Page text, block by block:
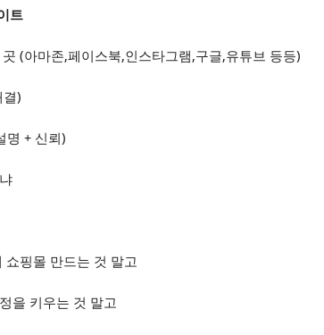
트
(아마존,페이스북,인스타그램,구글,유튜브 등등)
결)
명 + 신뢰)
쇼핑몰 만드는 것 말고
을 키우는 것 말고